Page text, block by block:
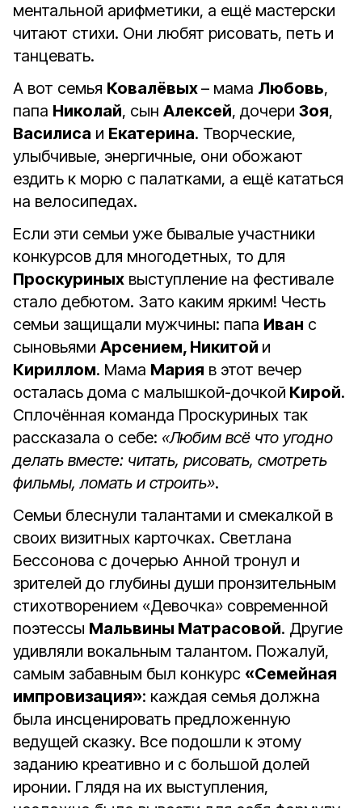
ментальной арифметики, а ещё мастерски
читают стихи. Они любят рисовать, петь и
танцевать.
А вот семья Ковалёвых– мама Любовь,
папа Николай, сын Алексей, дочери Зоя,
Василиса и Екатерина. Творческие,
улыбчивые, энергичные, они обожают
ездить к морю с палатками, а ещё кататься
на велосипедах.
Если эти семьи уже бывалые участники
конкурсов для многодетных, то для
Проскуриных выступление на фестивале
стало дебютом. Зато каким ярким! Честь
семьи защищали мужчины: папа Иван с
сыновьями Арсением, Никитой и
Кириллом. Мама Мария в этот вечер
осталась дома с малышкой-дочкой Кирой.
Сплочённая команда Проскуриных так
рассказала о себе: «Любим всё что угодно
делать вместе: читать, рисовать, смотреть
фильмы, ломать и строить».
Семьи блеснули талантами и смекалкой в
своих визитных карточках. Светлана
Бессонова с дочерью Анной тронул и
зрителей до глубины души пронзительным
стихотворением «Девочка» современной
поэтессы Мальвины Матрасовой. Другие
удивляли вокальным талантом. Пожалуй,
самым забавным был конкурс «Семейная
импровизация»: каждая семья должна
была инсценировать предложенную
ведущей сказку. Все подошли к этому
заданию креативно и с большой долей
иронии. Глядя на их выступления,